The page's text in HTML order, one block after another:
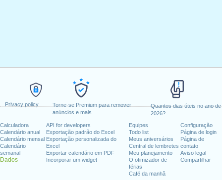
Privacy policy
Torne-se Premium para remover
anúncios e mais
Quantos dias úteis no ano de
2026?
Calculadora
Calendário anual
Calendário mensal
Calendário
semanal
Dados
API for developers
Exportação padrão do Excel
Exportação personalizada do
Excel
Exportar calendário em PDF
Incorporar um widget
Equipes
Todo list
Meus aniversários
Central de lembretes
Meu planejamento
O otimizador de
férias
Café da manhã
Configuração
Página de login
Página de
contato
Aviso legal
Compartilhar